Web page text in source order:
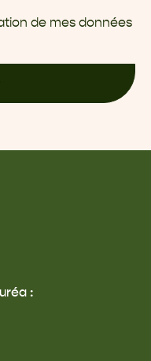
de mes données
: